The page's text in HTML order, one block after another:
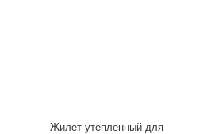
Жилет утепленный для